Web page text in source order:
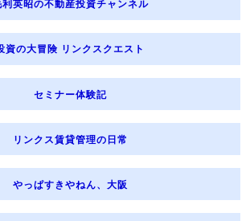
利英昭の不動産投資チャンネル
資の大冒険 リンクスクエスト
セミナー体験記
リンクス賃貸管理の日常
やっぱすきやねん、大阪